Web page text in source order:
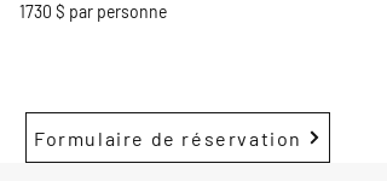
1730 $ par personne
Formulaire de réservation